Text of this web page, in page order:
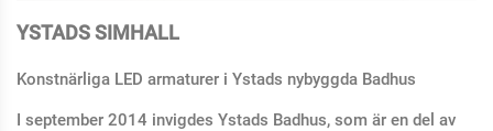
YSTADS SIMHALL
Konstnärliga LED armaturer i Ystads nybyggda Badhus
I september 2014 invigdes Ystads Badhus, som är en del av